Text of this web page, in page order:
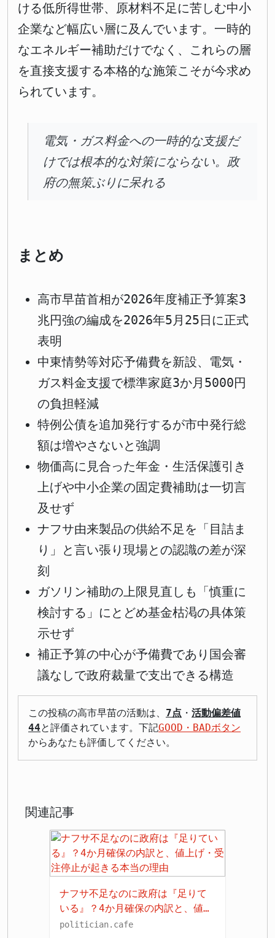
ける低所得世帯、原材料不足に苦しむ中小
企業など幅広い層に及んでいます。一時的
なエネルギー補助だけでなく、これらの層
を直接支援する本格的な施策こそが今求め
られています。
電気・ガス料金への一時的な支援だ
けでは根本的な対策にならない。政
府の無策ぶりに呆れる
まとめ
高市早苗首相が2026年度補正予算案3
兆円強の編成を2026年5月25日に正式
表明
中東情勢等対応予備費を新設、電気・
ガス料金支援で標準家庭3か月5000円
の負担軽減
特例公債を追加発行するが市中発行総
額は増やさないと強調
物価高に見合った年金・生活保護引き
上げや中小企業の固定費補助は一切言
及せず
ナフサ由来製品の供給不足を「目詰ま
り」と言い張り現場との認識の差が深
刻
ガソリン補助の上限見直しも「慎重に
検討する」にとどめ基金枯渇の具体策
示せず
補正予算の中心が予備費であり国会審
議なしで政府裁量で支出できる構造
この投稿の高市早苗の活動は、 7点 ・ 活動偏差値
44と評価されています。下記GOOD・BADボタン
からあなたも評価してください。
関連記事
ナフサ不足なのに政府は『足りて
いる』？4か月確保の内訳と、値上
げ・受注停止が起きる本当の理由
politician.cafe